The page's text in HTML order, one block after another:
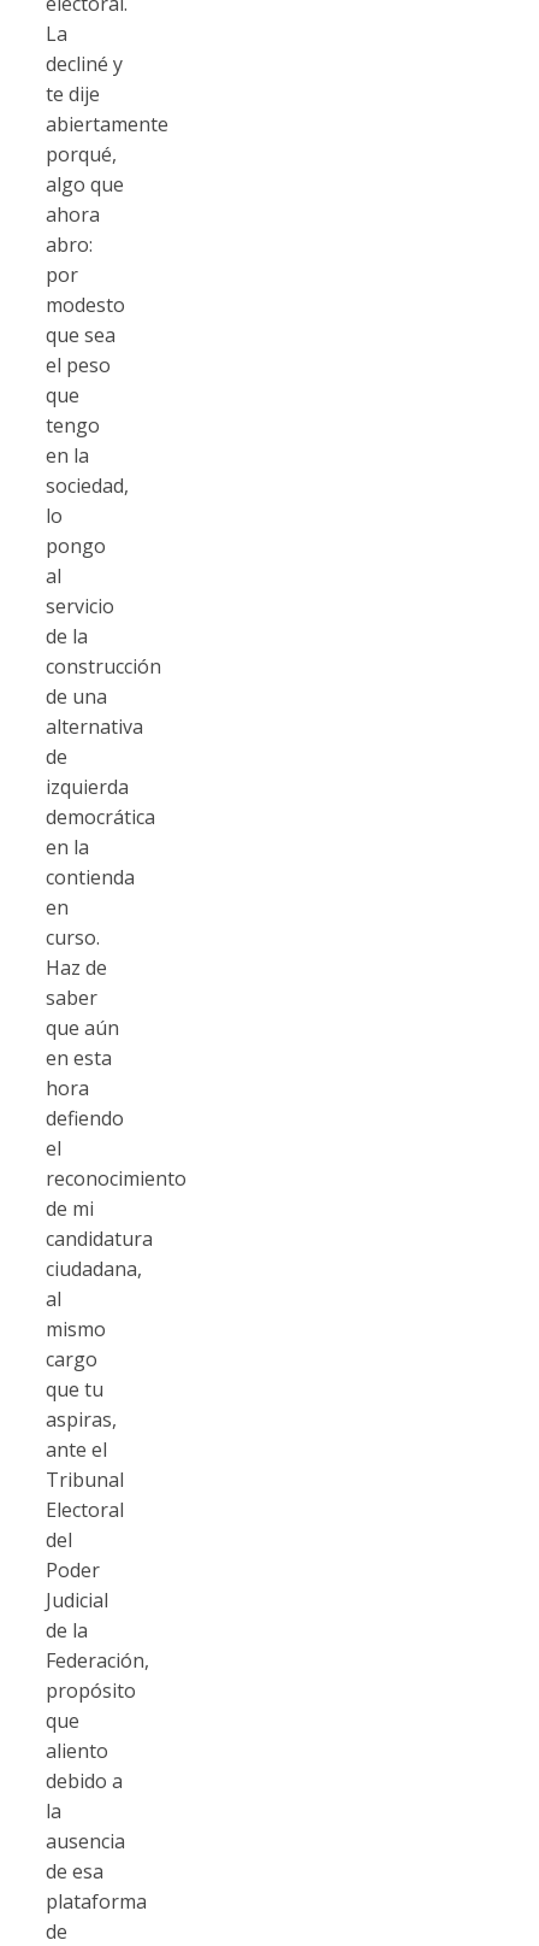
La
decliné y
te dije
abiertamente
porqué,
algo que
ahora
abro:
por
modesto
que sea
el peso
que
tengo
en la
sociedad,
lo
pongo
al
servicio
de la
construcción
de una
alternativa
de
izquierda
democrática
en la
contienda
en
curso.
Haz de
saber
que aún
en esta
hora
defiendo
el
reconocimiento
de mi
candidatura
ciudadana,
al
mismo
cargo
que tu
aspiras,
ante el
Tribunal
Electoral
del
Poder
Judicial
de la
Federación,
propósito
que
aliento
debido a
la
ausencia
de esa
plataforma
de